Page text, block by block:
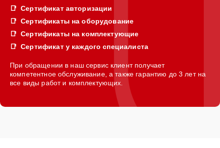
Сертификат авторизации
Сертификаты на оборудование
Сертификаты на комплектующие
Сертификат у каждого специалиста
При обращении в наш сервис клиент получает
компетентное обслуживание, а также гарантию до 3 лет на
все виды работ и комплектующих.